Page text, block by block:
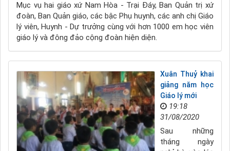
Mục vụ hai giáo xứ Nam Hòa - Trại Đáy, Ban Quản trị xứ
đoàn, Ban Quản giáo, các bậc Phụ huynh, các anh chị Giáo
lý viên, Huynh - Dự trưởng cùng với hơn 1000 em học viên
giáo lý và đông đảo cộng đoàn hiện diện.
Xuân Thuỷ khai
giảng năm học
Giáo lý mới
19:18
31/08/2020
Sau những
tháng ngày